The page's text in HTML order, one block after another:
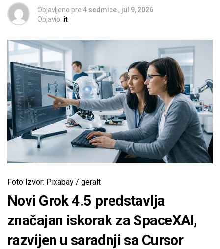
Objavljeno pre 4 sedmice , jul 9, 2026
Objavio: it
Foto Izvor: Pixabay / geralt
Novi Grok 4.5 predstavlja
značajan iskorak za SpaceXAI,
razvijen u saradnji sa Cursor